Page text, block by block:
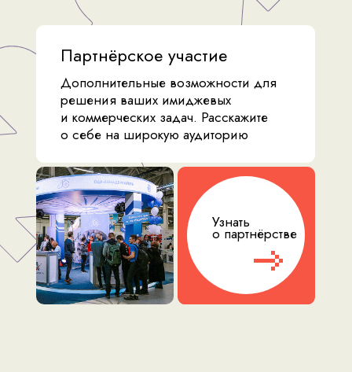
Узнать
о партнёрстве
Партнёрское участие
Дополнительные возможности для
решения ваших имиджевых
и коммерческих задач. Расскажите
о себе на широкую аудиторию